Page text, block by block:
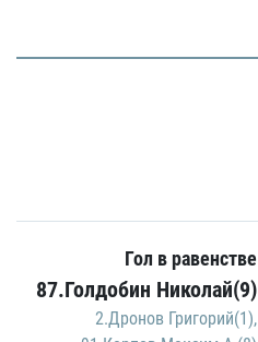
Гол в равенстве
87.Голдобин Николай(9)
2.Дронов Григорий(1),